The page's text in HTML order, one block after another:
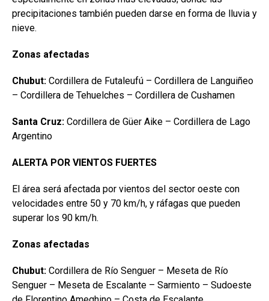
precipitaciones también pueden darse en forma de lluvia y
nieve.
Zonas afectadas
Chubut: Cordillera de Futaleufú – Cordillera de Languiñeo
– Cordillera de Tehuelches – Cordillera de Cushamen
Santa Cruz: Cordillera de Güer Aike – Cordillera de Lago
Argentino
ALERTA POR VIENTOS FUERTES
El área será afectada por vientos del sector oeste con
velocidades entre 50 y 70 km/h, y ráfagas que pueden
superar los 90 km/h.
Zonas afectadas
Chubut: Cordillera de Río Senguer – Meseta de Río
Senguer – Meseta de Escalante – Sarmiento – Sudoeste